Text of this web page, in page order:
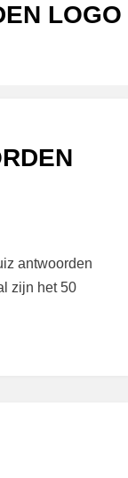
LOGO
antwoorden
zijn het 50